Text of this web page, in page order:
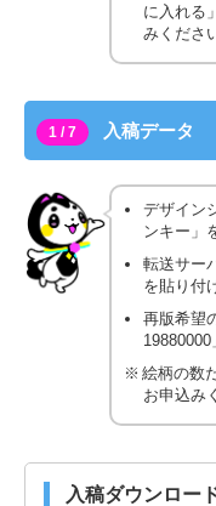
に入れる
みくださ
1 / 7 入稿データ
デザイン
ンキー」
転送サー
を貼り付
再版希望
19880000
絵柄の数
お申込み
入稿ダウンロー